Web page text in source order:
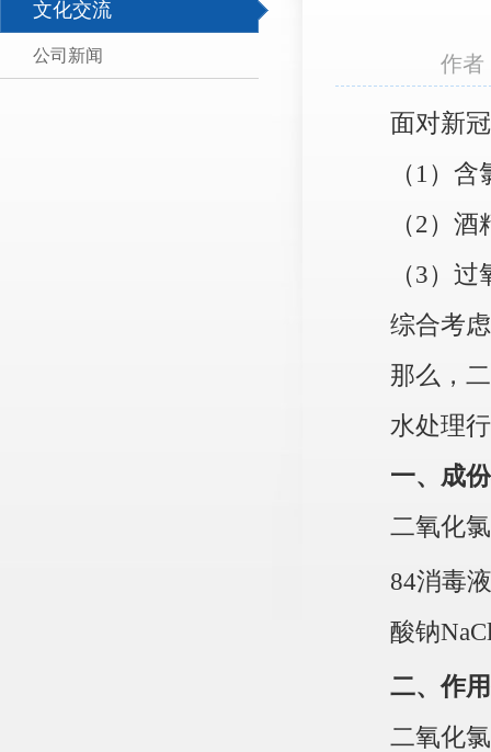
文化交流
公司新闻 作者
面对新
（1）
（2）
（3）
综合考
那么，
水处理
一、成
二氧化
84消毒
酸钠
二、作
二氧化